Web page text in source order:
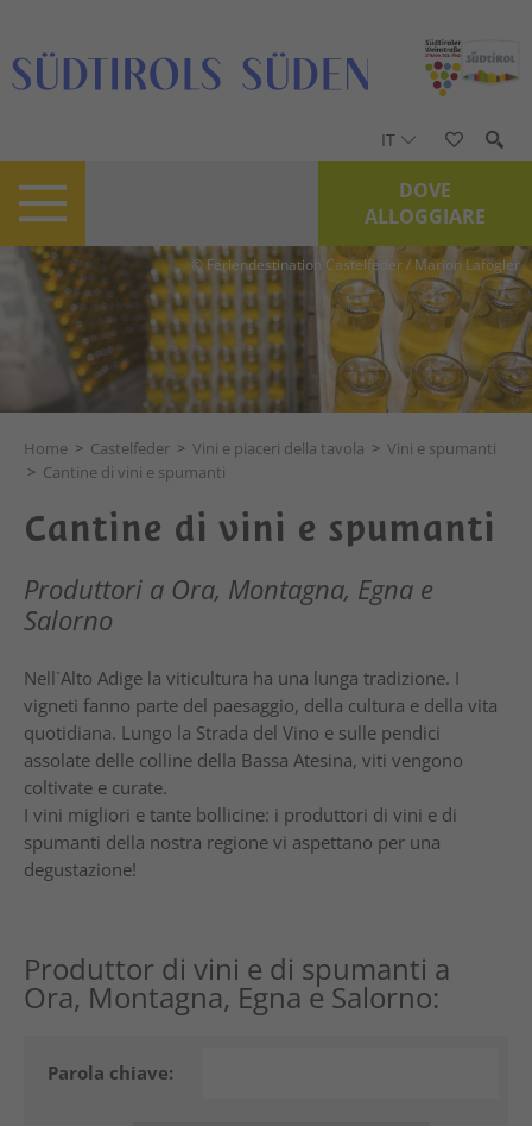
IT
DOVE
ALLOGGIARE
© Feriendestination Castelfeder / Marion Lafogler
Home > Castelfeder > Vini e piaceri della tavola > Vini e spumanti
> Cantine di vini e spumanti
Cantine di vini e spumanti
Produttori a Ora, Montagna, Egna e
Salorno
Nell`Alto Adige la viticultura ha una lunga tradizione. I
vigneti fanno parte del paesaggio, della cultura e della vita
quotidiana. Lungo la Strada del Vino e sulle pendici
assolate delle colline della Bassa Atesina, viti vengono
coltivate e curate.
I vini migliori e tante bollicine: i produttori di vini e di
spumanti della nostra regione vi aspettano per una
degustazione!
Produttor di vini e di spumanti a
Ora, Montagna, Egna e Salorno:
Parola chiave: